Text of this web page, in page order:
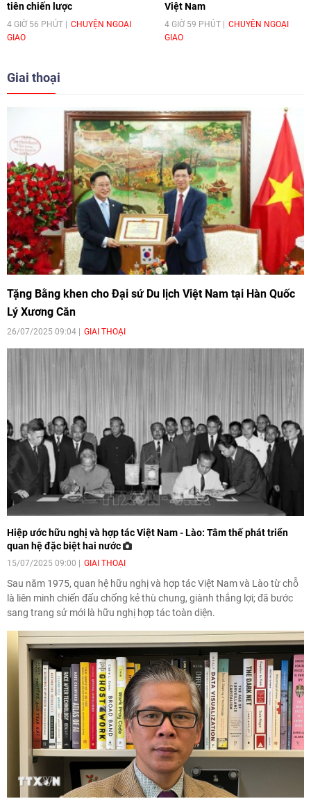
tiên chiến lược
4 GIỜ 56 PHÚT
CHUYỆN NGOẠI
GIAO
Việt Nam
4 GIỜ 59 PHÚT
CHUYỆN NGOẠI
GIAO
Giai thoại
Tặng Bằng khen cho Đại sứ Du lịch Việt Nam tại Hàn Quốc
Lý Xương Căn
26/07/2025 09:04 GIAI THOẠI
Hiệp ước hữu nghị và hợp tác Việt Nam - Lào: Tâm thế phát triển
quan hệ đặc biệt hai nước
15/07/2025 09:00 GIAI THOẠI
Sau năm 1975, quan hệ hữu nghị và hợp tác Việt Nam và Lào từ chỗ
là liên minh chiến đấu chống kẻ thù chung, giành thắng lợi; đã bước
sang trang sử mới là hữu nghị hợp tác toàn diện.